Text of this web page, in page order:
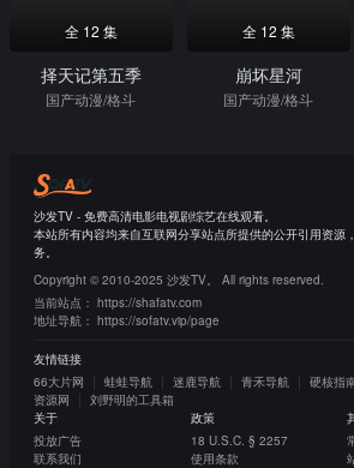
全 12 集
择天记第五季
国产动漫/格斗
全 12 集
崩坏星河
国产动漫/格斗
沙发TV - 免费高清电影电视剧综艺在线观看。
本站所有内容均来自互联网分享站点所提供的公开引用资源
务。
Copyright © 2010-2025 沙发TV。 All rights reserved.
当前站点： https://shafatv.com
地址导航： https://sofatv.vip/page
友情链接
66大片网
蛙蛙导航 迷鹿导航 青禾导航 硬核指
资源网
刘野明的工具箱
关于
投放广告
联系我们
政策
18 U.S.C. § 2257
使用条款